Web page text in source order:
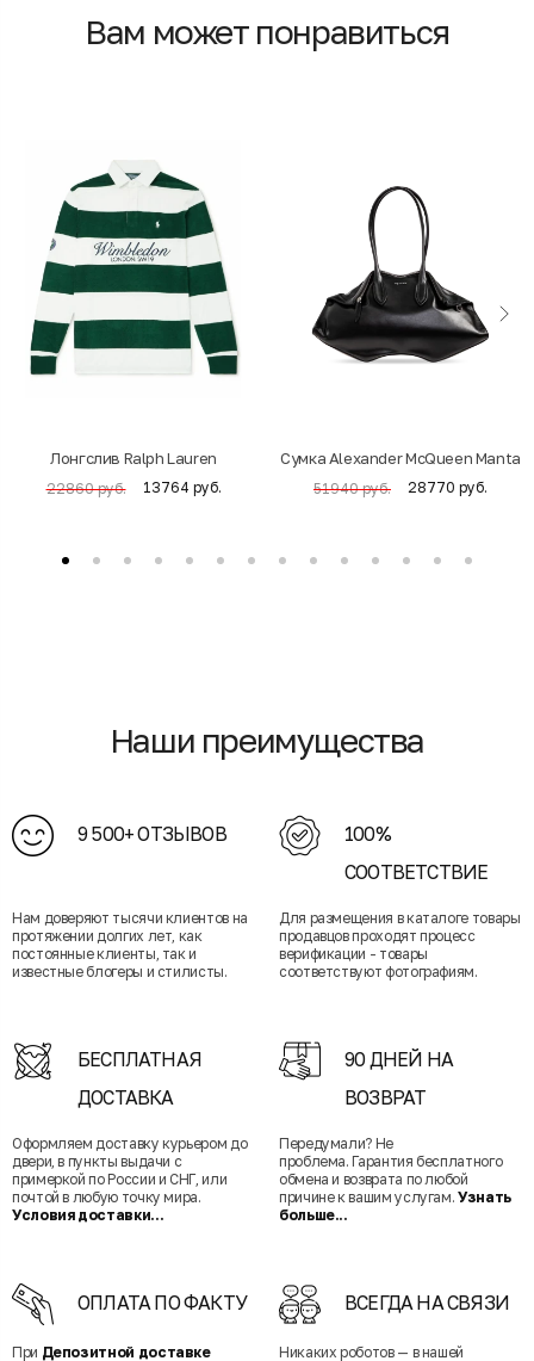
Вам может понравиться
Лонгслив Ralph Lauren
22860 руб. 13764 руб.
Cумка Alexander McQueen Manta
51940 руб. 28770 руб.
Наши преимущества
9 500+ ОТЗЫВОВ
Нам доверяют тысячи клиентов на
протяжении долгих лет, как
постоянные клиенты, так и
известные блогеры и стилисты.
100%
СООТВЕТСТВИЕ
Для размещения в каталоге товары
продавцов проходят процесс
верификации - товары
соответствуют фотографиям.
БЕСПЛАТНАЯ
ДОСТАВКА
Оформляем доставку курьером до
двери, в пункты выдачи с
примеркой по России и СНГ, или
почтой в любую точку мира.
Условия доставки...
90 ДНЕЙ НА
ВОЗВРАТ
Передумали? Не
проблема. Гарантия бесплатного
обмена и возврата по любой
причине к вашим услугам. Узнать
больше...
ОПЛАТА ПО ФАКТУ
При Депозитной доставке
ВСЕГДА НА СВЯЗИ
Никаких роботов — в нашей